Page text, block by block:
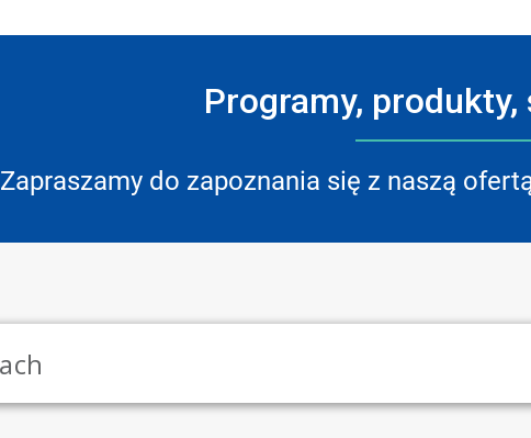
Programy,
Zapraszamy do zapoznania się z naszą